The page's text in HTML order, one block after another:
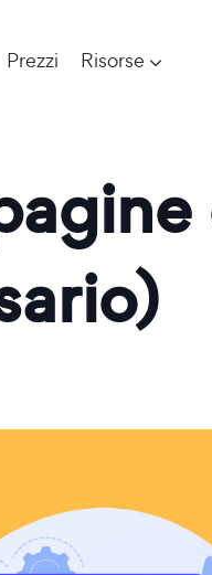
Prezzi Risorse